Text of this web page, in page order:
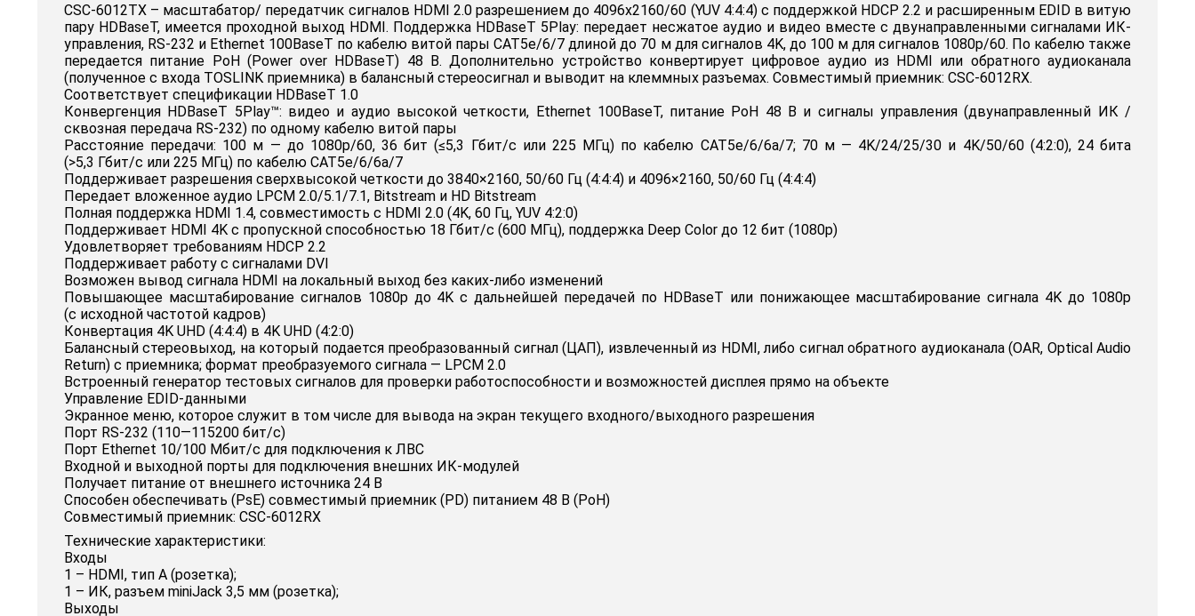
CSC-6012TX – масштабатор/ передатчик сигналов HDMI 2.0 разрешением до 4096x2160/60 (YUV 4:4:4) с поддержкой HDCP 2.2 и расширенным EDID в витую
пару HDBaseT, имеется проходной выход HDMI. Поддержка HDBaseT 5Play: передает несжатое аудио и видео вместе с двунаправленными сигналами ИК-
управления, RS-232 и Ethernet 100BaseT по кабелю витой пары CAT5е/6/7 длиной до 70 м для сигналов 4K, до 100 м для сигналов 1080p/60. По кабелю также
передается питание PoH (Power over HDBaseT) 48 В. Дополнительно устройство конвертирует цифровое аудио из HDMI или обратного аудиоканала
(полученное с входа TOSLINK приемника) в балансный стереосигнал и выводит на клеммных разъемах. Совместимый приемник: CSC-6012RX.
Соответствует спецификации HDBaseT 1.0
Конвергенция HDBaseT 5Play™: видео и аудио высокой четкости, Ethernet 100BaseT, питание PoH 48 В и сигналы управления (двунаправленный ИК /
сквозная передача RS-232) по одному кабелю витой пары
Расстояние передачи: 100 м — до 1080p/60, 36 бит (≤5,3 Гбит/с или 225 МГц) по кабелю CAT5e/6/6a/7; 70 м — 4K/24/25/30 и 4K/50/60 (4:2:0), 24 бита
(>5,3 Гбит/с или 225 МГц) по кабелю CAT5e/6/6a/7
Поддерживает разрешения сверхвысокой четкости до 3840×2160, 50/60 Гц (4:4:4) и 4096×2160, 50/60 Гц (4:4:4)
Передает вложенное аудио LPCM 2.0/5.1/7.1, Bitstream и HD Bitstream
Полная поддержка HDMI 1.4, совместимость с HDMI 2.0 (4K, 60 Гц, YUV 4:2:0)
Поддерживает HDMI 4K с пропускной способностью 18 Гбит/с (600 МГц), поддержка Deep Color до 12 бит (1080p)
Удовлетворяет требованиям HDCP 2.2
Поддерживает работу с сигналами DVI
Возможен вывод сигнала HDMI на локальный выход без каких-либо изменений
Повышающее масштабирование сигналов 1080p до 4K с дальнейшей передачей по HDBaseT или понижающее масштабирование сигнала 4K до 1080p
(с исходной частотой кадров)
Конвертация 4K UHD (4:4:4) в 4K UHD (4:2:0)
Балансный стереовыход, на который подается преобразованный сигнал (ЦАП), извлеченный из HDMI, либо сигнал обратного аудиоканала (OAR, Optical Audio
Return) с приемника; формат преобразуемого сигнала — LPCM 2.0
Встроенный генератор тестовых сигналов для проверки работоспособности и возможностей дисплея прямо на объекте
Управление EDID-данными
Экранное меню, которое служит в том числе для вывода на экран текущего входного/выходного разрешения
Порт RS-232 (110—115200 бит/с)
Порт Ethernet 10/100 Мбит/с для подключения к ЛВС
Входной и выходной порты для подключения внешних ИК-модулей
Получает питание от внешнего источника 24 В
Способен обеспечивать (PsE) совместимый приемник (PD) питанием 48 В (PoH)
Совместимый приемник: CSC-6012RX
Технические характеристики:
Входы
1 – HDMI, тип А (розетка);
1 – ИК, разъем miniJack 3,5 мм (розетка);
Выходы